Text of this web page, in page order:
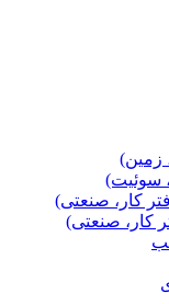
زمین)
سوئیت)
کار، صنعتی)
کار، صنعتی)